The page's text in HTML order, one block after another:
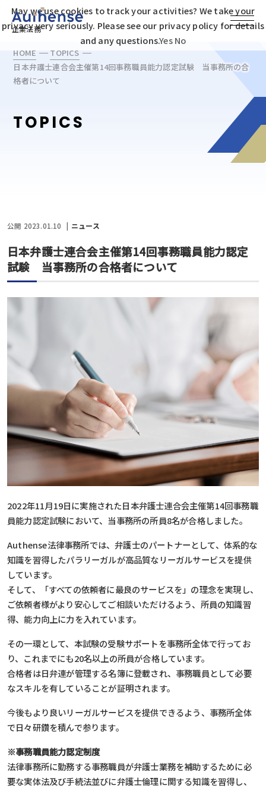
企業法務
HOME
TOPICS
日本弁護士連合会主催第14回事務職員能力認定試験 当事務所の合
格者について
TOPICS
公開 2023.01.10 ニュース
日本弁護士連合会主催第14回事務職員能力認定
試験 当事務所の合格者について
2022年11月19日に実施された日本弁護士連合会主催第14回事務職
員能力認定試験において、当事務所の所員8名が合格しました。
Authense法律事務所では、弁護士のパートナーとして、体系的な
知識を習得したパラリーガルが高品質なリーガルサービスを提供
しています。
そして、「すべての依頼者に最良のサービスを」の理念を実現し、
ご依頼者様がより安心してご相談いただけるよう、所員の知識習
得、能力向上に力を入れています。
その一環として、本試験の受験サポートを事務所全体で行ってお
り、これまでにも20名以上の所員が合格しています。
合格者は日弁連が管理する名簿に登載され、事務職員として必要
なスキルを有していることが証明されます。
今後もより良いリーガルサービスを提供できるよう、事務所全体
で日々研鑽を積んで参ります。
※事務職員能力認定制度
法律事務所に勤務する事務職員が弁護士業務を補助するために必
要な実体法及び手続法並びに弁護士倫理に関する知識を習得し、
May we use cookies to track your activities? We take your
privacy very seriously. Please see our privacy policy for details
and any questions.Yes No